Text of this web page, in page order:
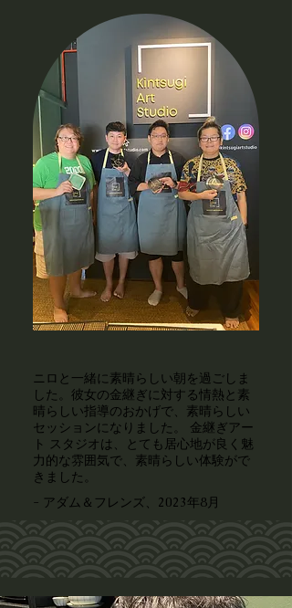
ニロと一緒に素晴らしい朝を過ごしま
した。彼女の金継ぎに対する情熱と素
晴らしい指導のおかげで、素晴らしい
セッションになりました。
金継ぎアー
ト スタジオは、とても居心地が良く魅
力的な雰囲気で、素晴らしい体験がで
きました。
- アダム＆フレンズ、2023年8月